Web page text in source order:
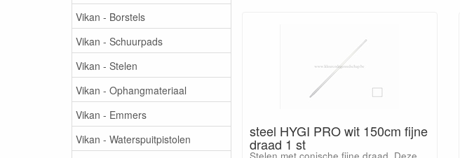
Vikan - Borstels
Vikan - Schuurpads
Vikan - Stelen
Vikan - Ophangmateriaal
Vikan - Emmers
Vikan - Waterspuitpistolen
steel HYGI PRO wit 150cm fijne
draad 1 st